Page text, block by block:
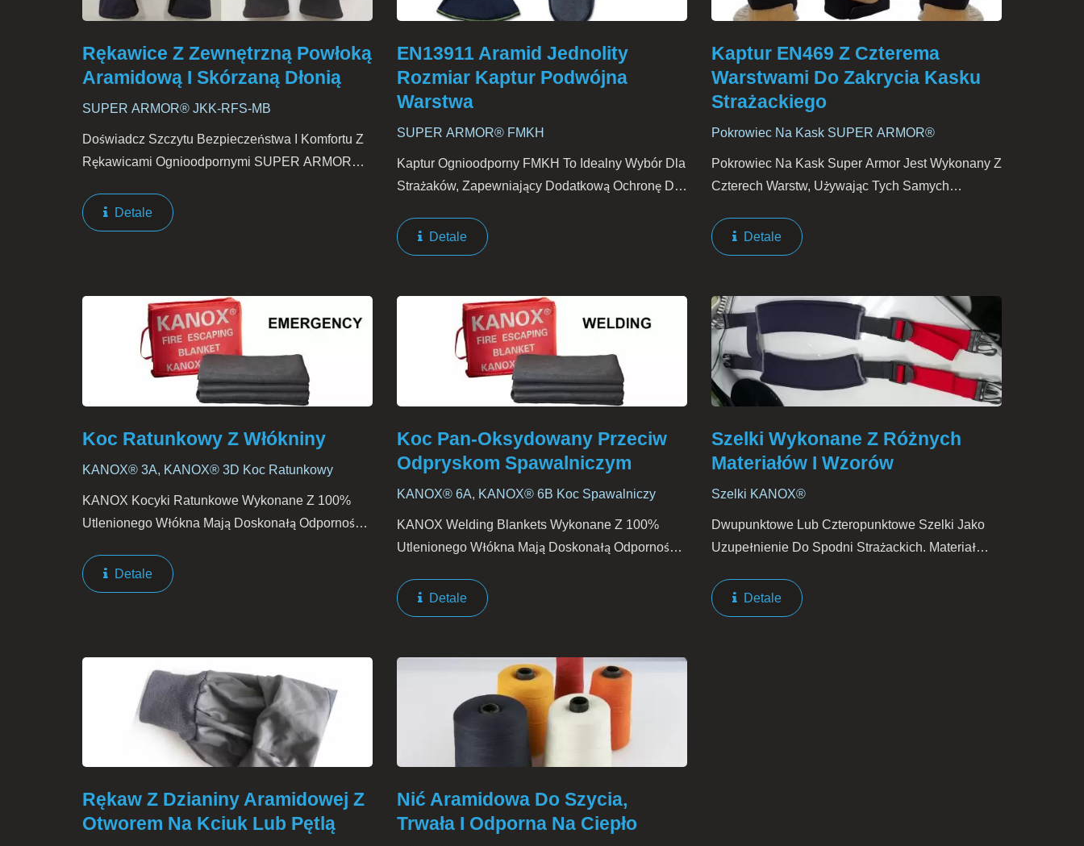
Rękawice Z Zewnętrzną Powłoką
Aramidową I Skórzaną Dłonią
SUPER ARMOR® JKK-RFS-MB
Doświadcz Szczytu Bezpieczeństwa I Komfortu Z
Rękawicami Ognioodpornymi SUPER ARMOR®
Wyjątkową Ochronę Przed Ciepłem I Ogniem, Te
Rękawice Są Niezbędne...
Detale
EN13911 Aramid Jednolity
Rozmiar Kaptur Podwójna
Warstwa
SUPER ARMOR® FMKH
Kaptur Ognioodporny FMKH To Idealny Wybór Dla
Strażaków, Zapewniający Dodatkową Ochronę Dla
Głowę I Twarz, Ale Także Sięga Do Szyi, Ramion
Oraz...
Detale
Kaptur EN469 Z Czterema
Warstwami Do Zakrycia Kasku
Strażackiego
Pokrowiec Na Kask SUPER ARMOR®
Pokrowiec Na Kask Super Armor Jest Wykonany Z
Czterech Warstw, Używając Tych Samych
Ten Pokrowiec Zapewnia Niezbędną Dodatkową
Ochronę Głowy, Gardła...
Detale
Koc Ratunkowy Z Włókniny
KANOX® 3A, KANOX® 3D Koc Ratunkowy
KANOX Kocyki Ratunkowe Wykonane Z 100%
Utlenionego Włókna Mają Doskonałą Odporność
Powinny Mieć KANOX Kocyki Ratunkowe Jako
Jeden Ze Swoich...
Detale
Koc Pan-Oksydowany Przeciw
Odpryskom Spawalniczym
KANOX® 6A, KANOX® 6B Koc Spawalniczy
KANOX Welding Blankets Wykonane Z 100%
Utlenionego Włókna Mają Doskonałą Odporność
Zawiera Azbestu Ani Włókien Szklanych. Podczas
Stosowania...
Detale
Szelki Wykonane Z Różnych
Materiałów I Wzorów
Szelki KANOX®
Dwupunktowe Lub Czteropunktowe Szelki Jako
Uzupełnienie Do Spodni Strażackich. Materiał
Lub Komfortowa Poduszka Na Ramiona.
Komfortowa Poduszka Na Ramiona...
Detale
Rękaw Z Dzianiny Aramidowej Z
Otworem Na Kciuk Lub Pętlą
Nić Aramidowa Do Szycia,
Trwała I Odporna Na Ciepło